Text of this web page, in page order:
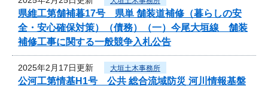
県維工第舗補暮17号 県単 舗装道補修（暮らしの安
全・安心確保対策）（債務）（一）今尾大垣線 舗装
補修工事に関する一般競争入札公告
2025年2月17日更新 大垣土木事務所
公河工第情基H1号 公共 総合流域防災 河川情報基盤